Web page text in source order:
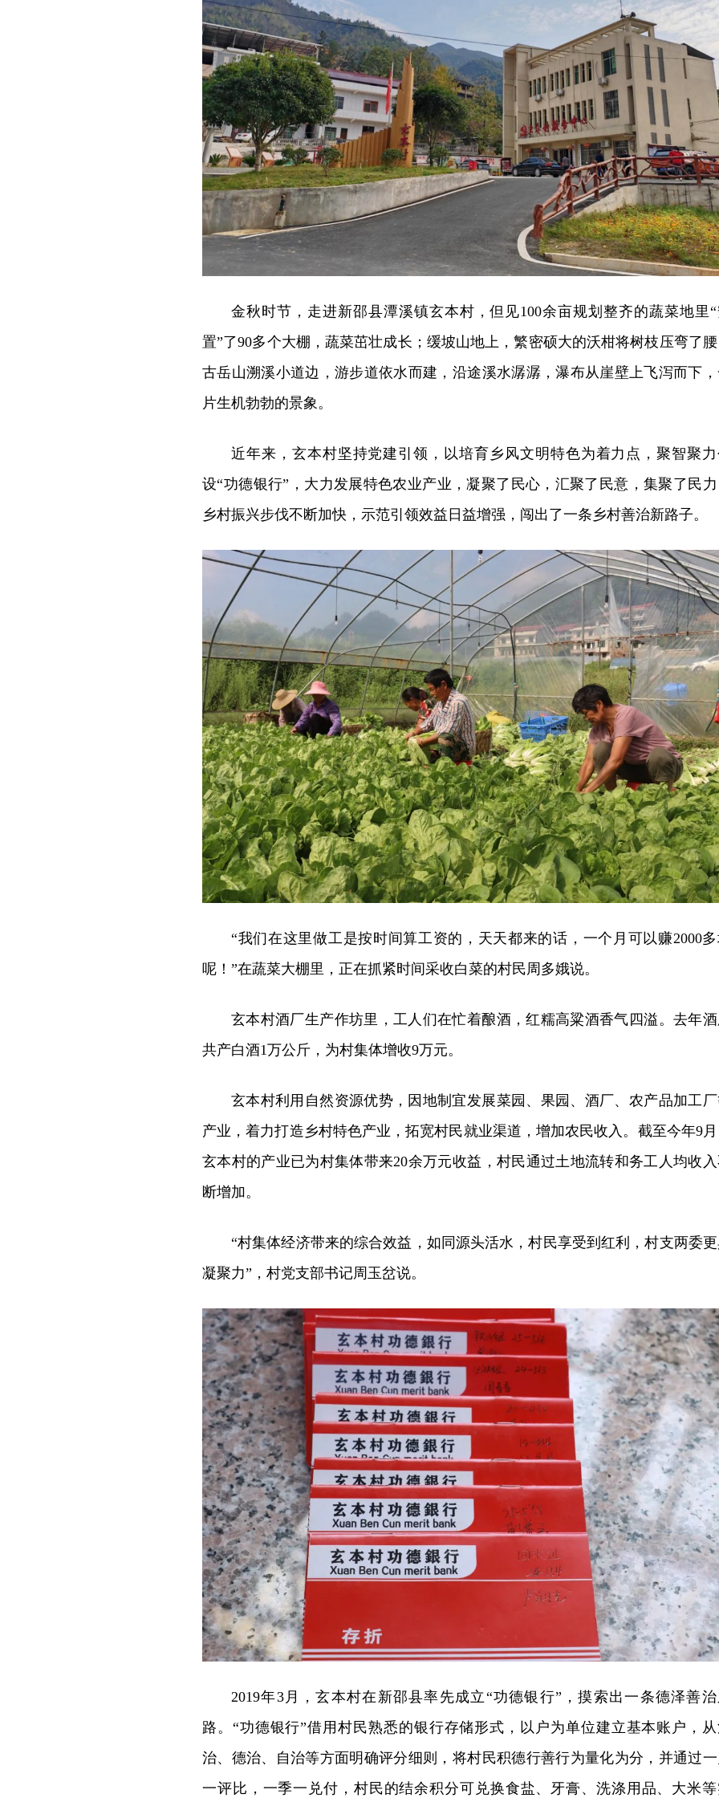
金秋时节，走进新邵县潭溪镇玄本村，但见100余亩规划整齐的蔬菜地里
置”了90多个大棚，蔬菜茁壮成长；缓坡山地上，繁密硕大的沃柑将树枝压弯了
古岳山溯溪小道边，游步道依水而建，沿途溪水潺潺，瀑布从崖壁上飞泻而下
片生机勃勃的景象。
近年来，玄本村坚持党建引领，以培育乡风文明特色为着力点，聚智聚
设“功德银行”，大力发展特色农业产业，凝聚了民心，汇聚了民意，集聚了民
乡村振兴步伐不断加快，示范引领效益日益增强，闯出了一条乡村善治新路子。
“我们在这里做工是按时间算工资的，天天都来的话，一个月可以赚2000
呢！”在蔬菜大棚里，正在抓紧时间采收白菜的村民周多娥说。
玄本村酒厂生产作坊里，工人们在忙着酿酒，红糯高粱酒香气四溢。去年
共产白酒1万公斤，为村集体增收9万元。
玄本村利用自然资源优势，因地制宜发展菜园、果园、酒厂、农产品加工
产业，着力打造乡村特色产业，拓宽村民就业渠道，增加农民收入。截至今年9
玄本村的产业已为村集体带来20余万元收益，村民通过土地流转和务工人均收
断增加。
“村集体经济带来的综合效益，如同源头活水，村民享受到红利，村支两委
凝聚力”，村党支部书记周玉岔说。
2019年3月，玄本村在新邵县率先成立“功德银行”，摸索出一条德泽善
路。“功德银行”借用村民熟悉的银行存储形式，以户为单位建立基本账户，
治、德治、自治等方面明确评分细则，将村民积德行善行为量化为分，并通过
一评比，一季一兑付，村民的结余积分可兑换食盐、牙膏、洗涤用品、大米